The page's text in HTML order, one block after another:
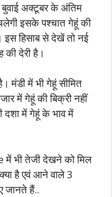
अक्टूबर के अंतिम
इसके पश्चात गेहूं की
इस हिसाब से देखें तो नई
देरी है।
मंडी में भी गेहूं सीमित
में गेहूं की बिक्री नहीं
दशा में गेहूं के भाव में
में भी तेजी देखने को मिल
है एवं आने वाले 3
जानते हैं..